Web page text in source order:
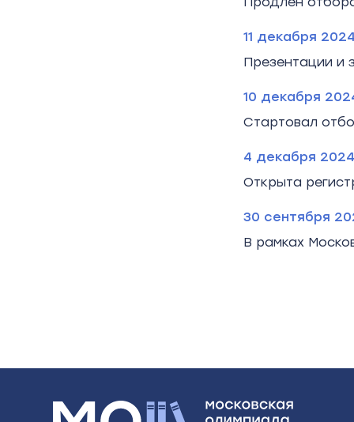
11 декабря
Презентации и
10 декабря
Стартовал
4 декабря
Открыта
30 сентября
В рамках